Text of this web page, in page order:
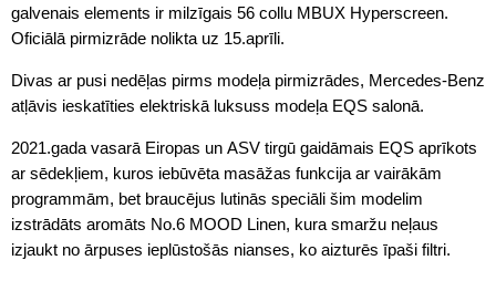
galvenais elements ir milzīgais 56 collu MBUX Hyperscreen.
Oficiālā pirmizrāde nolikta uz 15.aprīli.
Divas ar pusi nedēļas pirms modeļa pirmizrādes, Mercedes-Benz
atļāvis ieskatīties elektriskā luksuss modeļa EQS salonā.
2021.gada vasarā Eiropas un ASV tirgū gaidāmais EQS aprīkots
ar sēdekļiem, kuros iebūvēta masāžas funkcija ar vairākām
programmām, bet braucējus lutinās speciāli šim modelim
izstrādāts aromāts No.6 MOOD Linen, kura smaržu neļaus
izjaukt no ārpuses ieplūstošās nianses, ko aizturēs īpaši filtri.